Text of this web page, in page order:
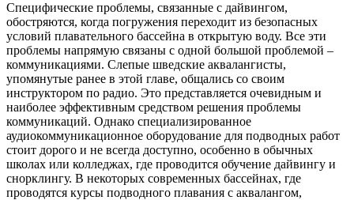
Специфические проблемы, связанные с дайвингом,
обостряются, когда погружения переходит из безопасных
условий плавательного бассейна в открытую воду. Все эти
проблемы напрямую связаны с одной большой проблемой –
коммуникациями. Слепые шведские аквалангисты,
упомянутые ранее в этой главе, общались со своим
инструктором по радио. Это представляется очевидным и
наиболее эффективным средством решения проблемы
коммуникаций. Однако специализированное
аудиокоммуникационное оборудование для подводных работ
стоит дорого и не всегда доступно, особенно в обычных
школах или колледжах, где проводится обучение дайвингу и
снорклингу. В некоторых современных бассейнах, где
проводятся курсы подводного плавания с аквалангом,